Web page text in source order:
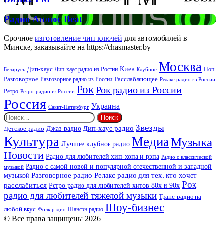
Радио
Аплюс
Beat
Радио Аплюс Beat
Срочное изготовление чип ключей для автомобилей в
Минске, заказывайте на https://chasmaster.by
Беларусь Дип-хаус Дип-хаус радио из России Киев Клубное Москва Поп
Разговорное Разговорное радио из России Расслабляющее Релакс радио из России
Ретро Ретро-радио из России РокРок радио из России
Россия Санкт-Петербург Украина
Найти:
Детское радио Джаз радио Дип-хаус радио Звезды
Культура Лучшее клубное радио МедиаМузыка
Новости Радио для любителей хип-хопа и рэпа Радио с классической
музыкой Радио с самой новой и популярной отечественной и западной
музыкой Разговорное радио Релакс радио для тех, кто хочет
расслабиться Ретро радио для любителей хитов 80х и 90х Рок
радио для любителей тяжелой музыки Транс-радио на
любой вкус Фолк радио Шансон радио Шоу-бизнес
© Все права защищены 2026